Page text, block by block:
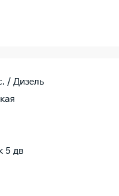
/ Дизель
5 дв